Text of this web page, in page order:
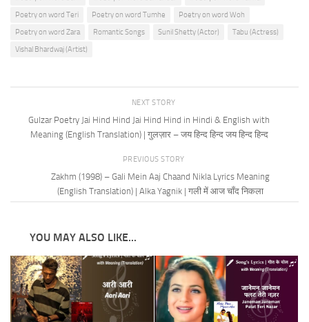
Poetry on word Teri
Poetry on word Tumhe
Poetry on word Woh
Poetry on word Zara
Romantic Songs Sunil Shetty (Actor)
Tabu (Actress)
Vishal Bhardwaj (Artist)
NEXT STORY
Gulzar Poetry Jai Hind Hind Jai Hind Hind in Hindi & English with
Meaning (English Translation) | गुलज़ार – जय हिन्द हिन्द जय हिन्द हिन्द
PREVIOUS STORY
Zakhm (1998) – Gali Mein Aaj Chaand Nikla Lyrics Meaning
(English Translation) | Alka Yagnik | गली में आज चाँद निकला
YOU MAY ALSO LIKE...